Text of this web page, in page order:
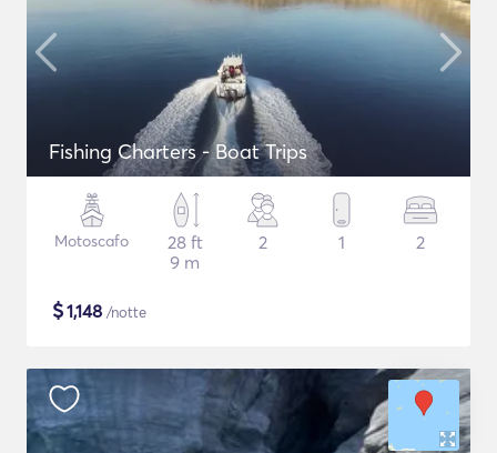
Fishing Charters - Boat Trips
Motoscafo
28 ft
9 m
2 1 2
$1,148 /notte